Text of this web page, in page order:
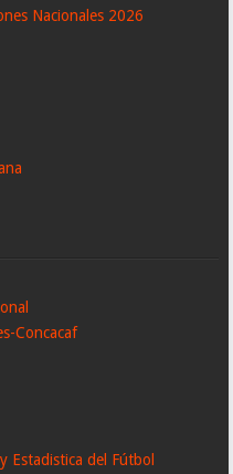
Nacionales 2026
Concacaf
Estadistica del Fútbol